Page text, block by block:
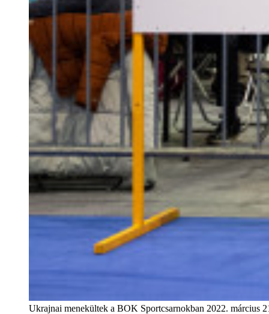
Ukrajnai menekültek a BOK Sportcsarnokban 2022. március